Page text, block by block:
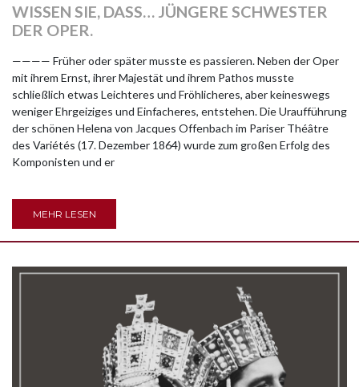
WISSEN SIE, DASS… JÜNGERE SCHWESTER
DER OPER.
———— Früher oder später musste es passieren. Neben der Oper
mit ihrem Ernst, ihrer Majestät und ihrem Pathos musste
schließlich etwas Leichteres und Fröhlicheres, aber keineswegs
weniger Ehrgeiziges und Einfacheres, entstehen. Die Uraufführung
der schönen Helena von Jacques Offenbach im Pariser Théâtre
des Variétés (17. Dezember 1864) wurde zum großen Erfolg des
Komponisten und er
MEHR LESEN